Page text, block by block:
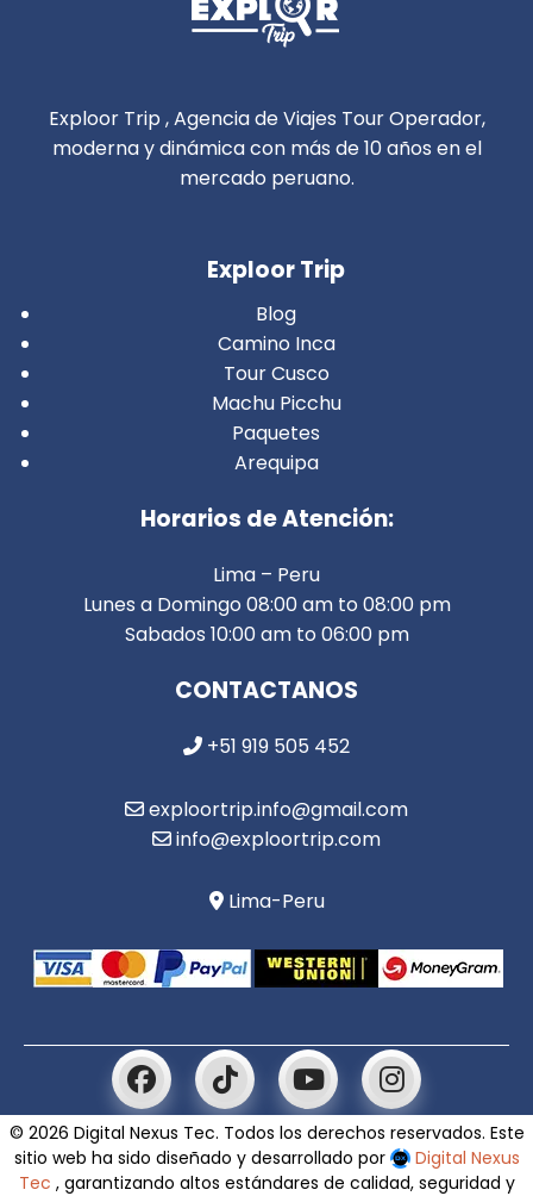
Exploor Trip , Agencia de Viajes Tour Operador,
moderna y dinámica con más de 10 años en el
mercado peruano.
Exploor Trip
Blog
Camino Inca
Tour Cusco
Machu Picchu
Paquetes
Arequipa
Horarios de Atención:
Lima – Peru
Lunes a Domingo 08:00 am to 08:00 pm
Sabados 10:00 am to 06:00 pm
CONTACTANOS
+51 919 505 452
exploortrip.info@gmail.com
info@exploortrip.com
Lima-Peru
© 2026 Digital Nexus Tec. Todos los derechos reservados. Este
sitio web ha sido diseñado y desarrollado por
Digital Nexus
Tec , garantizando altos estándares de calidad, seguridad y